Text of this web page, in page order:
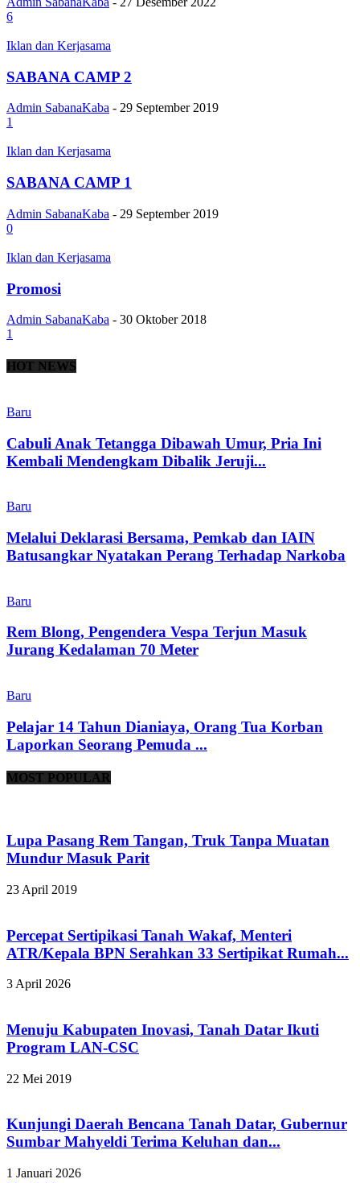
6
Iklan dan Kerjasama
SABANA CAMP 2
Admin SabanaKaba - 29 September 2019
1
Iklan dan Kerjasama
SABANA CAMP 1
Admin SabanaKaba - 29 September 2019
0
Iklan dan Kerjasama
Promosi
Admin SabanaKaba - 30 Oktober 2018
1
HOT NEWS
Baru
Cabuli Anak Tetangga Dibawah Umur, Pria Ini
Kembali Mendengkam Dibalik Jeruji...
Baru
Melalui Deklarasi Bersama, Pemkab dan IAIN
Batusangkar Nyatakan Perang Terhadap Narkoba
Baru
Rem Blong, Pengendera Vespa Terjun Masuk
Jurang Kedalaman 70 Meter
Baru
Pelajar 14 Tahun Dianiaya, Orang Tua Korban
Laporkan Seorang Pemuda ...
MOST POPULAR
Lupa Pasang Rem Tangan, Truk Tanpa Muatan
Mundur Masuk Parit
23 April 2019
Percepat Sertipikasi Tanah Wakaf, Menteri
ATR/Kepala BPN Serahkan 33 Sertipikat Rumah...
3 April 2026
Menuju Kabupaten Inovasi, Tanah Datar Ikuti
Program LAN-CSC
22 Mei 2019
Kunjungi Daerah Bencana Tanah Datar, Gubernur
Sumbar Mahyeldi Terima Keluhan dan...
1 Januari 2026